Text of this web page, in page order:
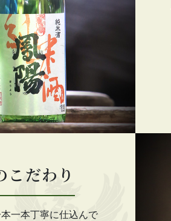
だわり
一本丁寧に仕込んで